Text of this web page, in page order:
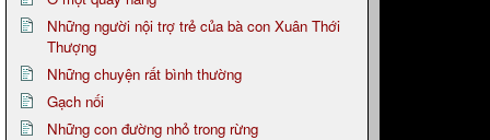
Những người nội trợ trẻ của bà con Xuân Thới
Thượng
Những chuyện rất bình thường
Gạch nối
Những con đường nhỏ trong rừng